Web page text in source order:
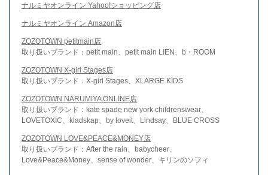
ナルミヤオンライン Yahoo!ショッピング店
ナルミヤオンライン Amazon店
ZOZOTOWN petitmain店
取り扱いブランド：petit main、petit main LIEN、b・ROOM
ZOZOTOWN X-girl Stages店
取り扱いブランド：X-girl Stages、XLARGE KIDS
ZOZOTOWN NARUMIYA ONLINE店
取り扱いブランド：kate spade new york childrenswear、
LOVETOXIC、kladskap、by loveit、Lindsay、BLUE CROSS
ZOZOTOWN LOVE&PEACE&MONEY店
取り扱いブランド：After the rain、babycheer、
Love&Peace&Money、sense of wonder、キリンのソフィ